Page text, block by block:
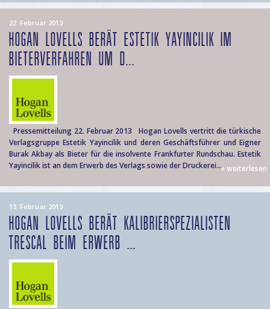
22. Februar 2013
HOGAN LOVELLS BERÄT ESTETIK YAYINCILIK IM
BIETERVERFAHREN UM D...
Pressemitteilung 22. Februar 2013 Hogan Lovells vertritt die türkische
Verlagsgruppe Estetik Yayincilik und deren Geschäftsführer und Eigner
Burak Akbay als Bieter für die insolvente Frankfurter Rundschau. Estetik
Yayincilik ist an dem Erwerb des Verlags sowie der Druckerei...» weiterlesen
13. Februar 2013
HOGAN LOVELLS BERÄT KALIBRIERSPEZIALISTEN
TRESCAL BEIM ERWERB ...